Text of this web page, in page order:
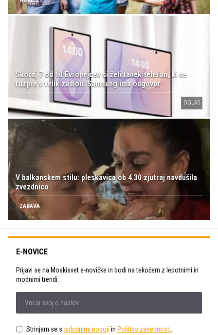
Skoraj 7 od 10 Evropejcev si želi tanek telefon, ki se
razpre v velik zaslon: Samsung ima odgovor
OGLAS
V balkanskem stilu: pleskavica ob 4.30 zjutraj navdušila
zvezdnico
ZABAVA
E-NOVICE
Prijavi se na Moskisvet e-novičke in bodi na tekočem z lepotnimi in
modnimi trendi.
Strinjam se s splošnimi pogoji in Politiko zasebnosti